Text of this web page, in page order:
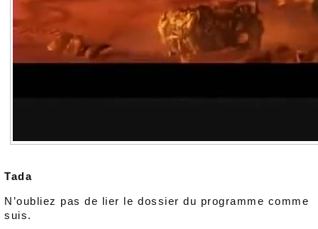
Tada
N’oubliez pas de lier le dossier du programme comme
suis.